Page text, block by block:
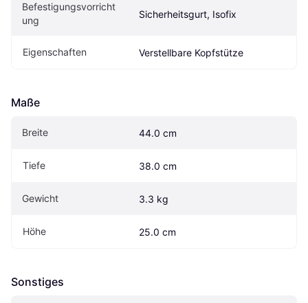
Befestigungsvorricht
ung
Sicherheitsgurt, Isofix
Eigen­schaften Verstellbare Kopfstütze
Maße
Breite 44.0 cm
Tiefe 38.0 cm
Gewicht 3.3 kg
Höhe 25.0 cm
Sonstiges